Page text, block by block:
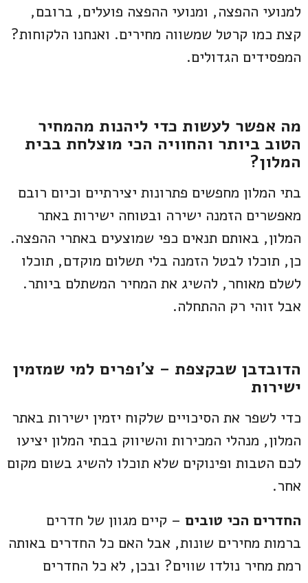
למנועי ההפצה, ומנועי ההפצה פועלים, ברובם,
קצת כמו קרטל שמשווה מחירים. ואנחנו הלקוחות?
המפסידים הגדולים.
מה אפשר לעשות כדי ליהנות מהמחיר
הטוב ביותר והחוויה הכי מוצלחת בבית
המלון?
בתי המלון מחפשים פתרונות יצירתיים וכיום רובם
מאפשרים הזמנה ישירה ובטוחה ישירות באתר
המלון, באותם תנאים כפי שמוצעים באתרי ההפצה.
כן, תוכלו לבטל הזמנה בלי תשלום מוקדם, תוכלו
לשלם מאוחר, להשיג את המחיר המשתלם ביותר.
אבל זוהי רק ההתחלה.
הדובדבן שבקצפת – צ'ופרים למי שמזמין
ישירות
כדי לשפר את הסיכויים שלקוח יזמין ישירות באתר
המלון, מנהלי המכירות והשיווק בבתי המלון יציעו
לכם הטבות ופינוקים שלא תוכלו להשיג בשום מקום
אחר.
החדרים הכי טובים – קיים מגוון של חדרים
ברמות מחירים שונות, אבל האם כל החדרים באותה
רמת מחיר נולדו שווים? ובכן, לא כל החדרים